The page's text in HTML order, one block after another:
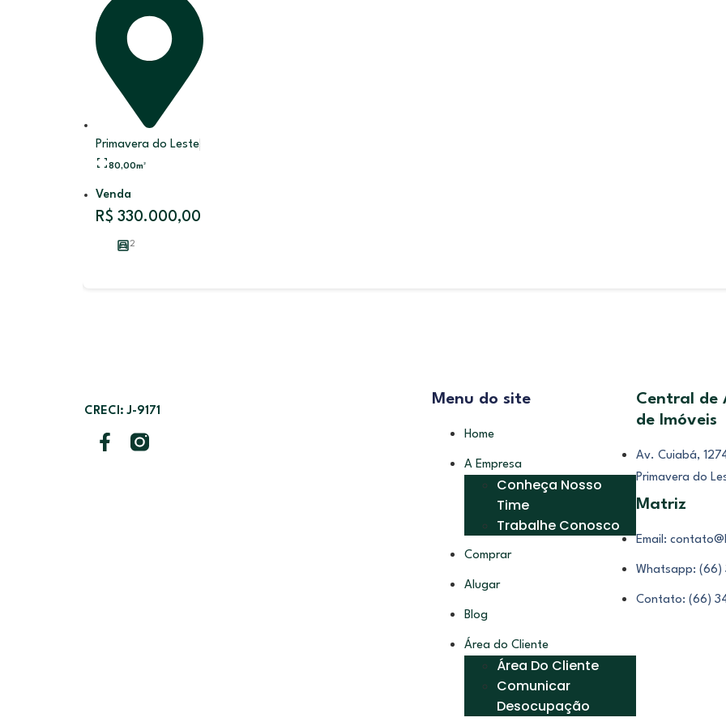
Primavera do Leste
80,00m²
Venda
R$ 330.000,00
2
CRECI: J-9171
Menu do site
Home
A Empresa
Conheça Nosso
Time
Trabalhe Conosco
Comprar
Alugar
Blog
Área do Cliente
Área Do Cliente
Comunicar
Desocupação
Central de
de Imóveis
Av. Cuiabá,
Primavera do
Matriz
Email:
Whatsapp:
Contato: (66)